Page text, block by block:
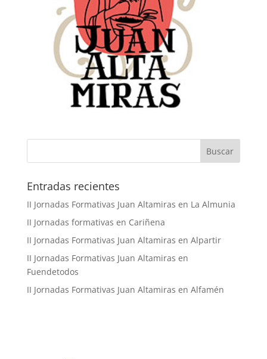
Buscar
Entradas recientes
II Jornadas Formativas Juan Altamiras en La Almunia
II Jornadas formativas en Cariñena
II Jornadas Formativas Juan Altamiras en Alpartir
II Jornadas Formativas Juan Altamiras en
Fuendetodos
II Jornadas Formativas Juan Altamiras en Alfamén